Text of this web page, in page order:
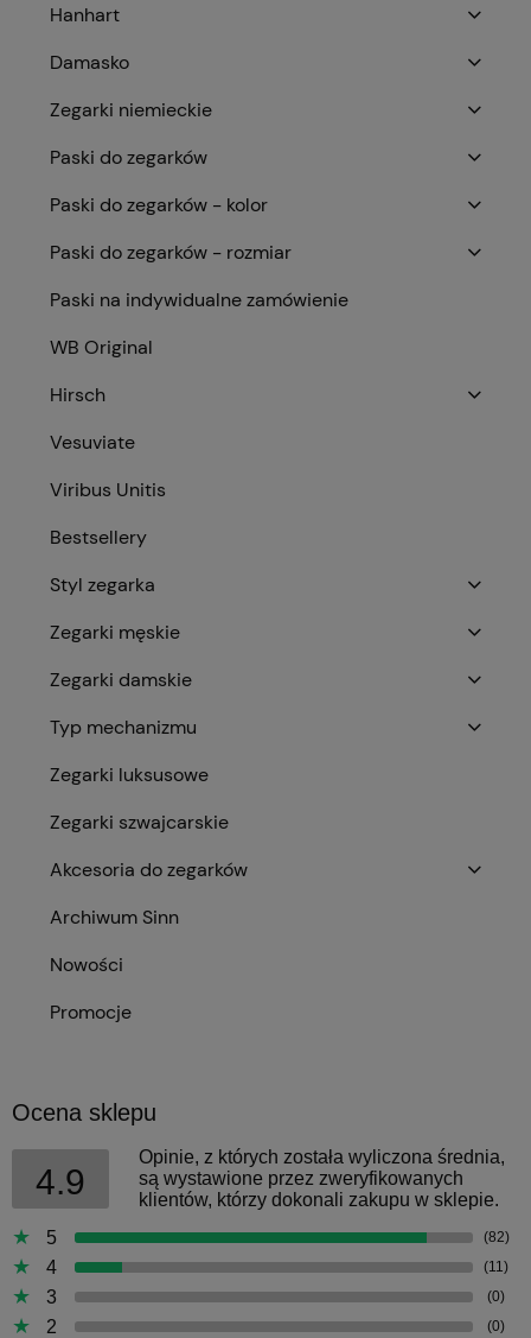
Hanhart
Damasko
Zegarki niemieckie
Paski do zegarków
Paski do zegarków - kolor
Paski do zegarków - rozmiar
Paski na indywidualne zamówienie
WB Original
Hirsch
Vesuviate
Viribus Unitis
Bestsellery
Styl zegarka
Zegarki męskie
Zegarki damskie
Typ mechanizmu
Zegarki luksusowe
Zegarki szwajcarskie
Akcesoria do zegarków
Archiwum Sinn
Nowości
Promocje
Ocena sklepu
4.9
Opinie, z których została wyliczona średnia,
są wystawione przez zweryfikowanych
klientów, którzy dokonali zakupu w sklepie.
5
(82)
4 (11)
3 (0)
2 (0)